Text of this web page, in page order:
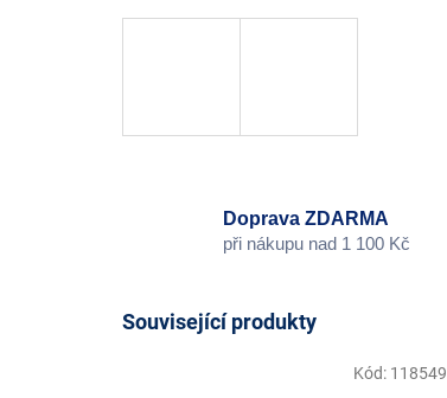
Doprava ZDARMA
při nákupu nad 1 100 Kč
Související produkty
Kód: 118549